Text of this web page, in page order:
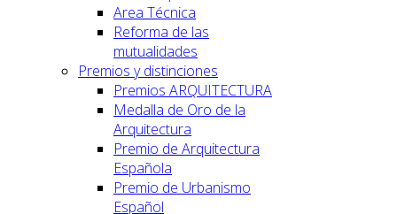
Area Técnica
Reforma de las
mutualidades
Premios y distinciones
Premios ARQUITECTURA
Medalla de Oro de la
Arquitectura
Premio de Arquitectura
Española
Premio de Urbanismo
Español